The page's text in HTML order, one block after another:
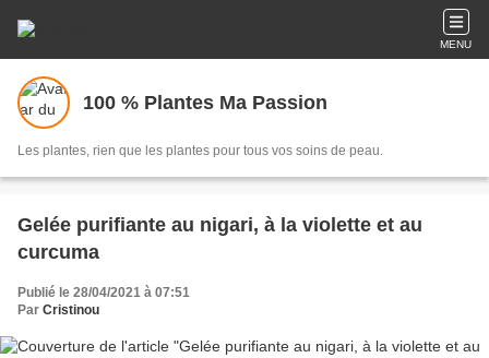
MENU
100 % Plantes Ma Passion
Les plantes, rien que les plantes pour tous vos soins de peau.
Gelée purifiante au nigari, à la violette et au
curcuma
Publié le 28/04/2021 à 07:51
Par Cristinou